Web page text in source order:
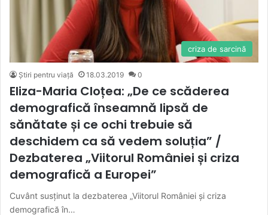
criza de sarcină
Știri pentru viață 18.03.2019 0
Eliza-Maria Cloțea: „De ce scăderea
demografică înseamnă lipsă de
sănătate și ce ochi trebuie să
deschidem ca să vedem soluția” /
Dezbaterea „Viitorul României și criza
demografică a Europei”
Cuvânt susținut la dezbaterea „Viitorul României și criza
demografică în…